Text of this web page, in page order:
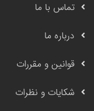
تماس با ما
درباره ما
قوانین و مقررات
شکایات و نظرات